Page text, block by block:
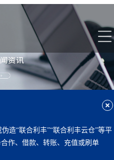
〈海关高级认证企业标准〉
准〉的公告》
造“联合利丰”“联合利丰云仓”等平
作、借款、转账、充值或刷单